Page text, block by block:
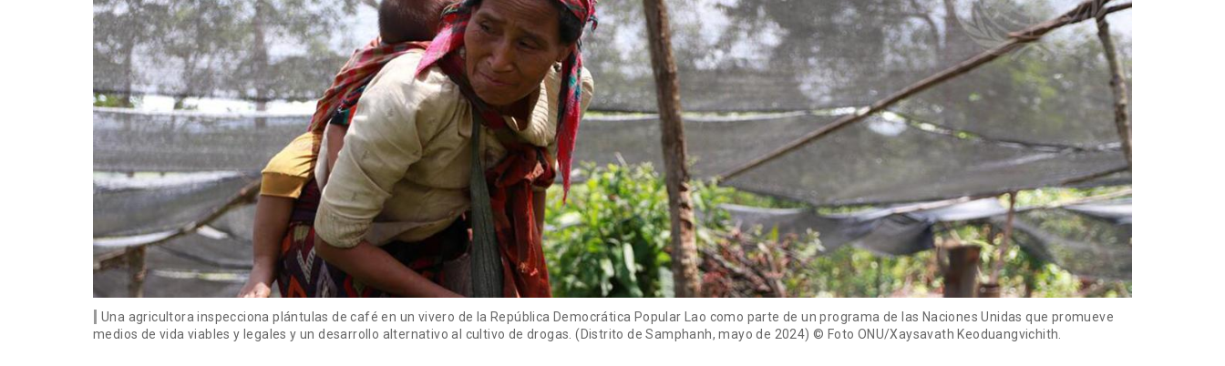
Una agricultora inspecciona plántulas de café en un vivero de la República Democrática Popular Lao como parte de un programa de las Naciones Unidas que promueve
medios de vida viables y legales y un desarrollo alternativo al cultivo de drogas. (Distrito de Samphanh, mayo de 2024) © Foto ONU/Xaysavath Keoduangvichith.